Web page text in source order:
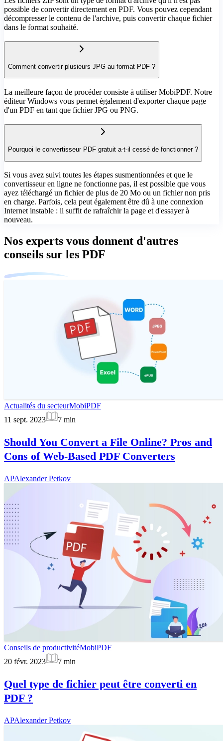
possible de convertir directement en PDF. Vous pouvez cependant
décompresser le contenu de l'archive, puis convertir chaque fichier
dans le format souhaité.
Comment convertir plusieurs JPG au format PDF ?
La meilleure façon de procéder consiste à utiliser MobiPDF. Notre
éditeur Windows vous permet également d'exporter chaque page
d'un PDF en tant que fichier JPG ou PNG.
Pourquoi le convertisseur PDF gratuit a-t-il cessé de fonctionner ?
Si vous avez suivi toutes les étapes susmentionnées et que le
convertisseur en ligne ne fonctionne pas, il est possible que vous
ayez téléchargé un fichier de plus de 20 Mo ou un fichier non pris
en charge. Parfois, cela peut également être dû à une connexion
Internet instable : il suffit de rafraîchir la page et d'essayer à
nouveau.
Nos experts vous donnent d'autres
conseils sur les PDF
Actualités du secteurMobiPDF
11 sept. 2023
7 min
Should You Convert a File Online? Pros and
Cons of Web-Based PDF Converters
APAlexander Petkov
Conseils de productivitéMobiPDF
20 févr. 2023
7 min
Quel type de fichier peut être converti en
PDF ?
APAlexander Petkov